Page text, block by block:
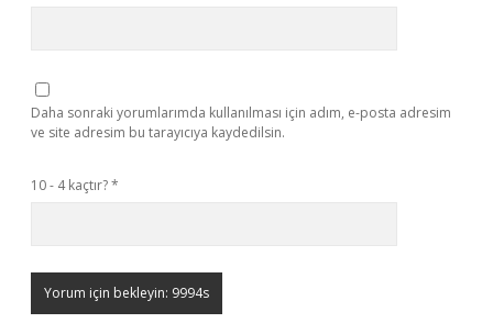
Daha sonraki yorumlarımda kullanılması için adım, e-posta adresim
ve site adresim bu tarayıcıya kaydedilsin.
10 - 4 kaçtır?*